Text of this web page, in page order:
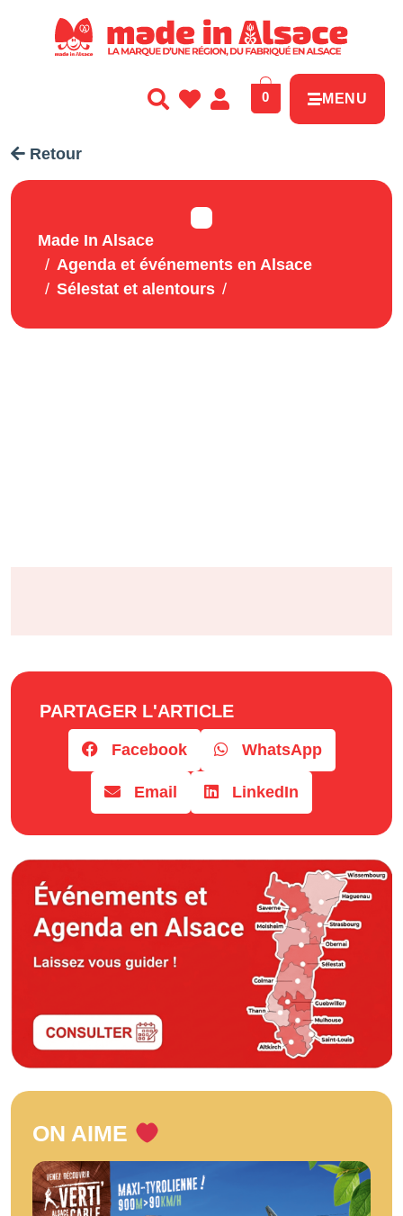
0 MENU
Retour
Made In Alsace
Agenda et événements en Alsace
Sélestat et alentours
PARTAGER L'ARTICLE
Facebook WhatsApp
Email LinkedIn
ON AIME